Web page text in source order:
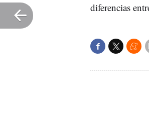
diferencias